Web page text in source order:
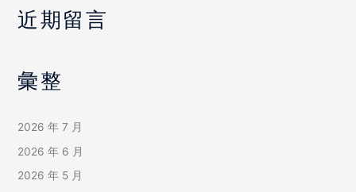
近期留言
彙整
2026 年 7 月
2026 年 6 月
2026 年 5 月